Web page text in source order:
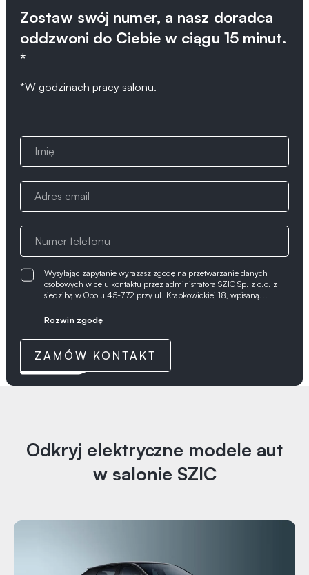
Zostaw swój numer, a nasz doradca
oddzwoni do Ciebie w ciągu 15 minut.
*
*W godzinach pracy salonu.
Wysyłając zapytanie wyrażasz zgodę na przetwarzanie danych
osobowych w celu kontaktu przez administratora SZIC Sp. z o.o. z
siedzibą w Opolu 45-772 przy ul. Krapkowickiej 18, wpisaną...
Rozwiń zgodę
ZAMÓW KONTAKT
Odkryj elektryczne modele aut
w salonie SZIC